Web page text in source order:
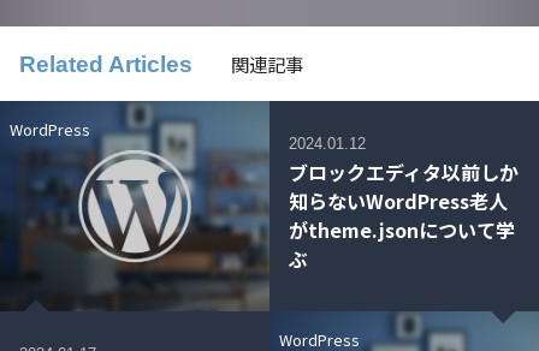
Related Articles 関連記事
WordPress
WordPress
2024.01.12
ブロックエディタ以前しか
知らないWordPress老人
がtheme.jsonについて学
ぶ